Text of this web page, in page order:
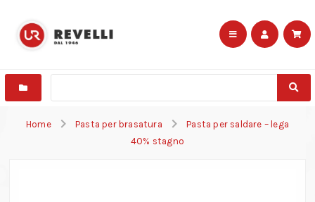
Home Pasta per brasatura
Pasta per saldare – lega
40% stagno